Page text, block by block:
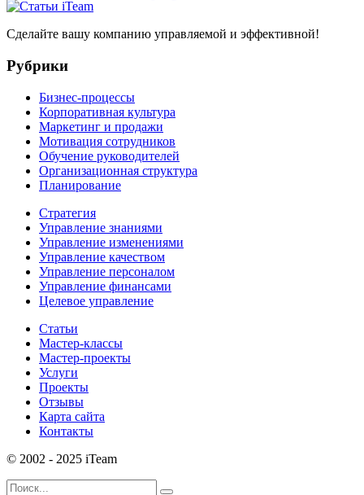
Сделайте вашу компанию управляемой и эффективной!
Рубрики
Бизнес-процессы
Корпоративная культура
Маркетинг и продажи
Мотивация сотрудников
Обучение руководителей
Организационная структура
Планирование
Стратегия
Управление знаниями
Управление изменениями
Управление качеством
Управление персоналом
Управление финансами
Целевое управление
Статьи
Мастер-классы
Мастер-проекты
Услуги
Проекты
Отзывы
Карта сайта
Контакты
© 2002 - 2025 iTeam